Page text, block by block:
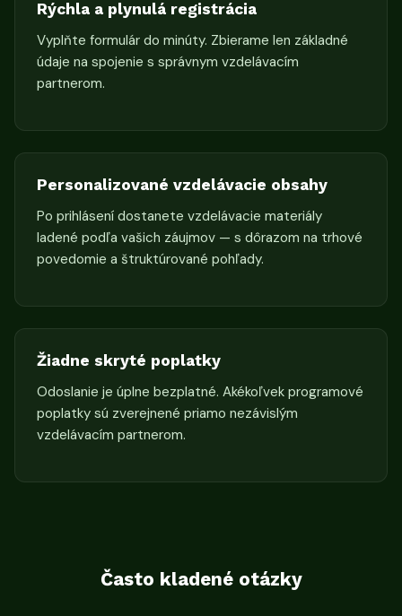
Rýchla a plynulá registrácia
Vyplňte formulár do minúty. Zbierame len základné
údaje na spojenie s správnym vzdelávacím
partnerom.
Personalizované vzdelávacie obsahy
Po prihlásení dostanete vzdelávacie materiály
ladené podľa vašich záujmov — s dôrazom na trhové
povedomie a štruktúrované pohľady.
Žiadne skryté poplatky
Odoslanie je úplne bezplatné. Akékoľvek programové
poplatky sú zverejnené priamo nezávislým
vzdelávacím partnerom.
Často kladené otázky